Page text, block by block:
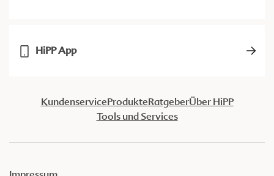
HiPP App
KundenserviceProdukteRatgeberÜber HiPP
Tools und Services